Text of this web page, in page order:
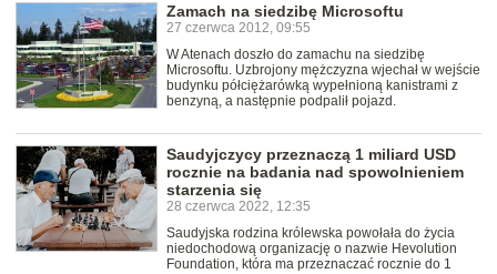
Zamach na siedzibę Microsoftu
27 czerwca 2012, 09:55
W Atenach doszło do zamachu na siedzibę
Microsoftu. Uzbrojony mężczyzna wjechał w wejście
budynku półciężarówką wypełnioną kanistrami z
benzyną, a następnie podpalił pojazd.
Saudyjczycy przeznaczą 1 miliard USD
rocznie na badania nad spowolnieniem
starzenia się
28 czerwca 2022, 12:35
Saudyjska rodzina królewska powołała do życia
niedochodową organizację o nazwie Hevolution
Foundation, która ma przeznaczać rocznie do 1